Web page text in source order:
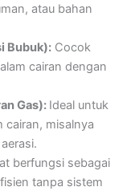
atau bahan
Bubuk):Cocok
cairan dengan
Gas): Ideal untuk
cairan, misalnya
berfungsi sebagai
tanpa sistem